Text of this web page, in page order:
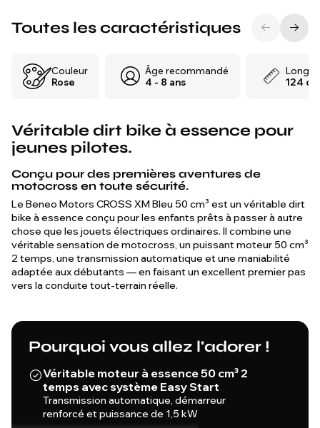
Toutes les caractéristiques
Couleur
Rose
Âge recommandé
4 - 8 ans
124 cm
Véritable dirt bike à essence pour
jeunes pilotes.
Conçu pour des premières aventures de
motocross en toute sécurité.
Le Beneo Motors CROSS XM Bleu 50 cm³ est un véritable dirt
bike à essence conçu pour les enfants prêts à passer à autre
chose que les jouets électriques ordinaires. Il combine une
véritable sensation de motocross, un puissant moteur 50 cm³
2 temps, une transmission automatique et une maniabilité
adaptée aux débutants — en faisant un excellent premier pas
vers la conduite tout-terrain réelle.
Pourquoi vous allez l'adorer !
Véritable moteur à essence 50 cm³ 2
temps avec système Easy Start
Transmission automatique, démarreur
renforcé et puissance de 1,5 kW